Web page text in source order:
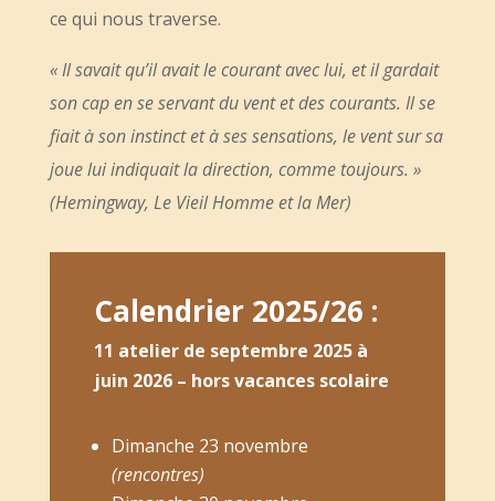
ce qui nous traverse.
« Il savait qu’il avait le courant avec lui, et il gardait
son cap en se servant du vent et des courants. Il se
fiait à son instinct et à ses sensations, le vent sur sa
joue lui indiquait la direction, comme toujours. »
(Hemingway, Le Vieil Homme et la Mer)
Calendrier 2025/26 :
11 atelier de septembre 2025 à
juin 2026 – hors vacances scolaire
Dimanche 23 novembre
(rencontres)